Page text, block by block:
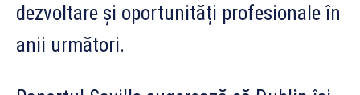
dezvoltare și oportunități profesionale în
anii următori.